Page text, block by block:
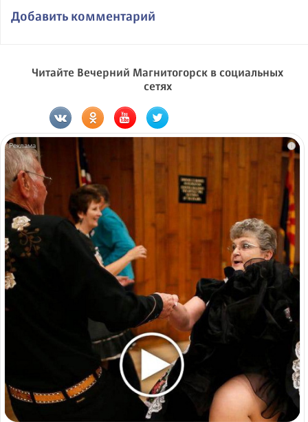
Добавить комментарий
Читайте Вечерний Магнитогорск в социальных
сетях
i